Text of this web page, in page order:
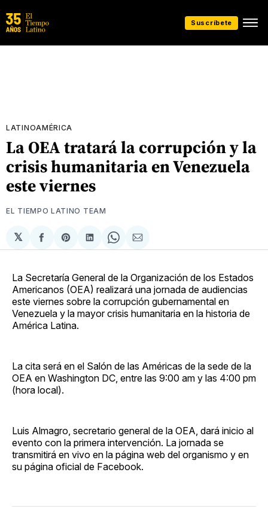
Suscríbete
LATINOAMÉRICA
La OEA tratará la corrupción y la
crisis humanitaria en Venezuela
este viernes
EL TIEMPO LATINO TEAM
𝕏
Compartir
en
Share
on
Compartir
en
Share
on
Compartir
via
La Secretaría General de la Organización de los Estados
Americanos (OEA) realizará una jornada de audiencias
este viernes sobre la corrupción gubernamental en
Venezuela y la mayor crisis humanitaria en la historia de
América Latina.
La cita será en el Salón de las Américas de la sede de la
OEA en Washington DC, entre las 9:00 am y las 4:00 pm
(hora local).
Luis Almagro, secretario general de la OEA, dará inicio al
evento con la primera intervención. La jornada se
transmitirá en vivo en la página web del organismo y en
su página oficial de Facebook.